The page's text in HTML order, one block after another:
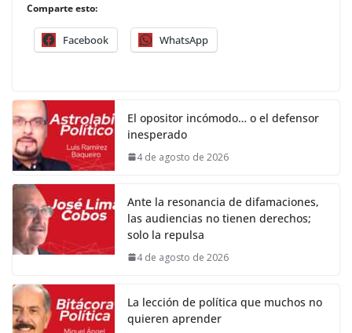
Comparte esto:
Facebook WhatsApp
El opositor incómodo… o el defensor
inesperado
4 de agosto de 2026
Ante la resonancia de difamaciones,
las audiencias no tienen derechos;
solo la repulsa
4 de agosto de 2026
La lección de política que muchos no
quieren aprender